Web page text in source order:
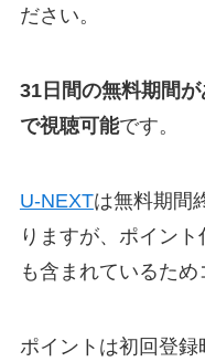
ださい。
31日間の無料期間
で視聴可能です。
U-NEXTは無料期間
りますが、ポイン
も含まれているため
ポイントは初回登録